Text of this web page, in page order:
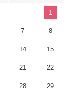
1
7 8
14 15
21 22
28 29